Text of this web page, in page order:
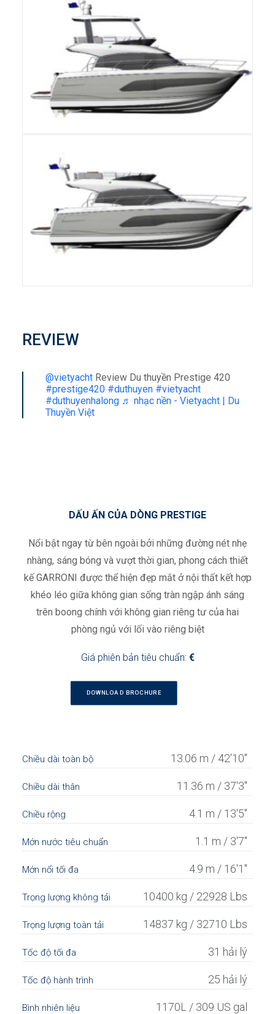
REVIEW
@vietyacht Review Du thuyền Prestige 420
#prestige420 #duthuyen #vietyacht
#duthuyenhalong ♬ nhạc nền - Vietyacht | Du
Thuyền Việt
DẤU ẤN CỦA DÒNG PRESTIGE
Nổi bật ngay từ bên ngoài bởi những đường nét nhẹ
nhàng, sáng bóng và vượt thời gian, phong cách thiết
kế GARRONI được thể hiện đẹp mắt ở nội thất kết hợp
khéo léo giữa không gian sống tràn ngập ánh sáng
trên boong chính với không gian riêng tư của hai
phòng ngủ với lối vào riêng biệt
Giá phiên bản tiêu chuẩn: €
DOWNLOAD BROCHURE
Chiều dài toàn bộ 13.06 m / 42'10"
Chiều dài thân 11.36 m / 37'3"
Chiều rộng 4.1 m / 13'5"
Mớn nước tiêu chuẩn 1.1 m / 3'7"
Mớn nổi tối đa 4.9 m / 16'1"
Trọng lượng không tải 10400 kg / 22928 Lbs
Trọng lượng toàn tải 14837 kg / 32710 Lbs
Tốc độ tối đa 31 hải lý
Tốc độ hành trình 25 hải lý
Bình nhiên liệu 1170L / 309 US gal